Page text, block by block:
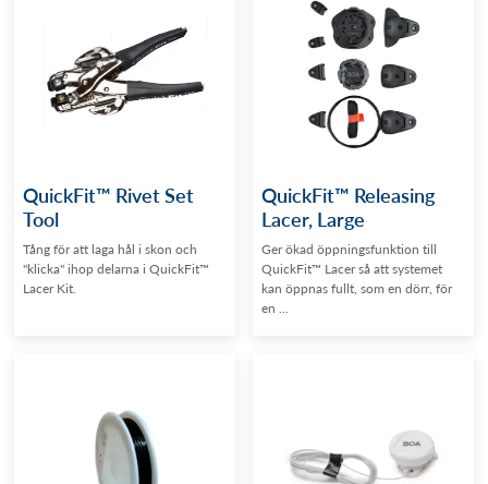
QuickFit™ Rivet Set
Tool
Tång för att laga hål i skon och
"klicka" ihop delarna i QuickFit™
Lacer Kit.
QuickFit™ Releasing
Lacer, Large
Ger ökad öppningsfunktion till
QuickFit™ Lacer så att systemet
kan öppnas fullt, som en dörr, för
en ...